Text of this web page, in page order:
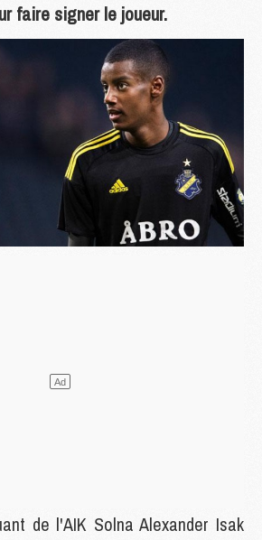
faire signer le joueur.
de l'AIK Solna Alexander Isak